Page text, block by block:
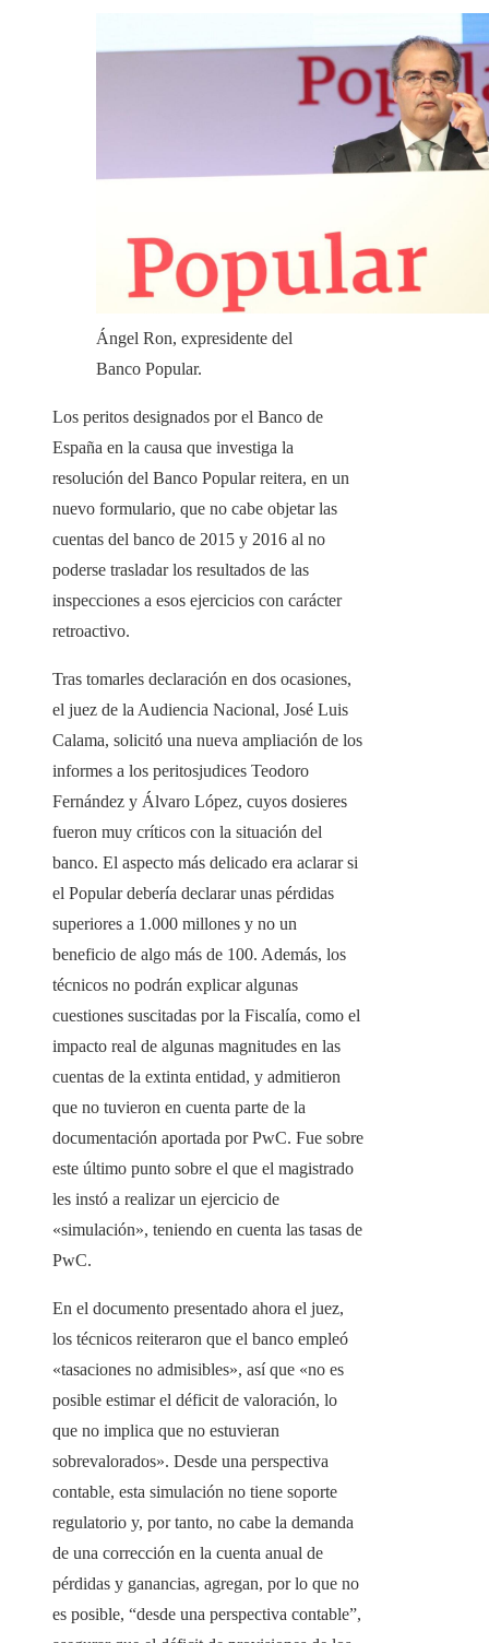
Ángel Ron, expresidente del
Banco Popular.
Los peritos designados por el Banco de
España en la causa que investiga la
resolución del Banco Popular reitera, en un
nuevo formulario, que no cabe objetar las
cuentas del banco de 2015 y 2016 al no
poderse trasladar los resultados de las
inspecciones a esos ejercicios con carácter
retroactivo.
Tras tomarles declaración en dos ocasiones,
el juez de la Audiencia Nacional, José Luis
Calama, solicitó una nueva ampliación de los
informes a los peritosjudices Teodoro
Fernández y Álvaro López, cuyos dosieres
fueron muy críticos con la situación del
banco. El aspecto más delicado era aclarar si
el Popular debería declarar unas pérdidas
superiores a 1.000 millones y no un
beneficio de algo más de 100. Además, los
técnicos no podrán explicar algunas
cuestiones suscitadas por la Fiscalía, como el
impacto real de algunas magnitudes en las
cuentas de la extinta entidad, y admitieron
que no tuvieron en cuenta parte de la
documentación aportada por PwC. Fue sobre
este último punto sobre el que el magistrado
les instó a realizar un ejercicio de
«simulación», teniendo en cuenta las tasas de
PwC.
En el documento presentado ahora el juez,
los técnicos reiteraron que el banco empleó
«tasaciones no admisibles», así que «no es
posible estimar el déficit de valoración, lo
que no implica que no estuvieran
sobrevalorados». Desde una perspectiva
contable, esta simulación no tiene soporte
regulatorio y, por tanto, no cabe la demanda
de una corrección en la cuenta anual de
pérdidas y ganancias, agregan, por lo que no
es posible, “desde una perspectiva contable”,